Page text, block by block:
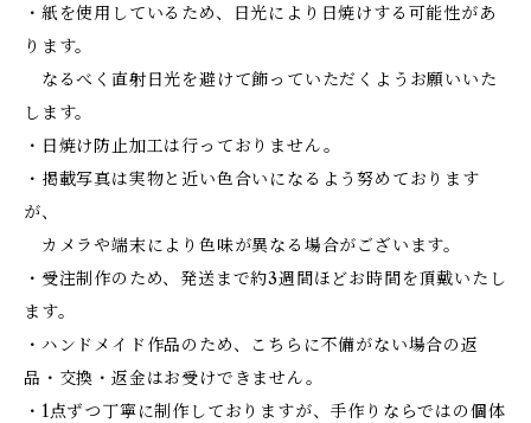
・紙を使用しているため、日光により日焼けする可能性があ
ります。
なるべく直射日光を避けて飾っていただくようお願いいた
します。
・日焼け防止加工は行っておりません。
・掲載写真は実物と近い色合いになるよう努めております
が、
カメラや端末により色味が異なる場合がございます。
・受注制作のため、発送まで約3週間ほどお時間を頂戴いたし
ます。
・ハンドメイド作品のため、こちらに不備がない場合の返
品・交換・返金はお受けできません。
・1点ずつ丁寧に制作しておりますが、手作りならではの個体